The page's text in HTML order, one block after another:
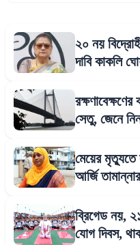
২০ নয়
দাবি কাকলি
সেতু, জেনে
মেয়ের মৃত্যুতে
আর্জি
ব্রিগেড নয়,
যোগ দিবস,